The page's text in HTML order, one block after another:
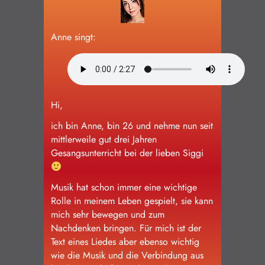
Schülerinnen und Schüler
Impressum/Datenschutz
Anne singt:
Hi,
ich bin Anne, bin 26 und nehme nun seit
mittlerweile gut drei Jahren
Gesangsunterricht bei der lieben Siggi
Musik hat schon immer eine wichtige
Rolle in meinem Leben gespielt, sie kann
mich sehr bewegen und zum
Nachdenken bringen. Für mich ist der
Text eines Liedes aber ebenso wichtig
wie die Musik und die Verbindung aus